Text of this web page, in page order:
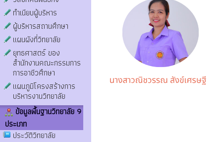
ทำเนียบผู้บริหาร
ผู้บริหารสถานศึกษา
แผนผังที่วิทยาลัย
ยุทธศาสตร์ ของ
สำนักงานคณะกรรมการ
การอาชีวศึกษา
แผนภูมิโครงสร้างการ
บริหารงานวิทยาลัย
ข้อมูลพื้นฐานวิทยาลัย 9
ประเภท
ประวัติวิทยาลัย